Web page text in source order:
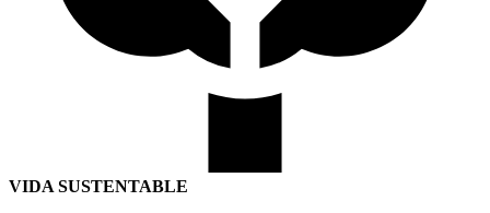
VIDA SUSTENTABLE